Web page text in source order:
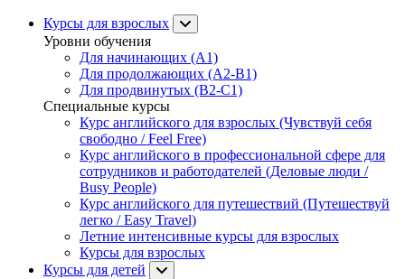
Курсы для взрослых
Уровни обучения
Для начинающих (A1)
Для продолжающих (A2-B1)
Для продвинутых (B2-C1)
Специальные курсы
Курс английского для взрослых (Чувствуй себя
свободно / Feel Free)
Курс английского в профессиональной сфере для
сотрудников и работодателей (Деловые люди /
Busy People)
Курс английского для путешествий (Путешествуй
легко / Easy Travel)
Летние интенсивные курсы для взрослых
Курсы для взрослых
Курсы для детей